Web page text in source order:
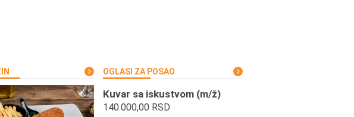
OGLASI ZA POSAO
Kuvar sa iskustvom (m/ž)
140.000,00 RSD